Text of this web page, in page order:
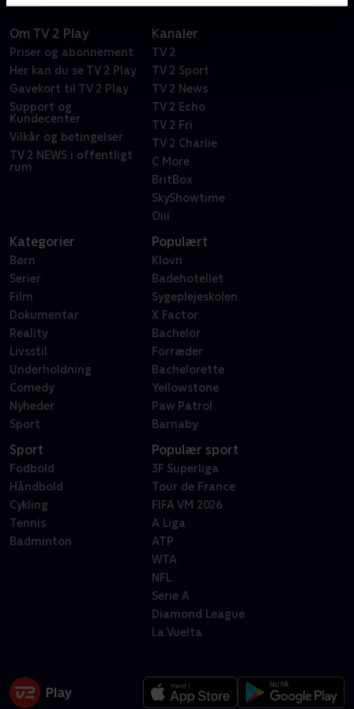
Om TV 2 Play
Priser og abonnement
Her kan du se TV 2 Play
Gavekort til TV 2 Play
Support og
Kundecenter
Vilkår og betingelser
TV 2 NEWS i offentligt
rum
Kanaler
TV 2
TV 2 Sport
TV 2 News
TV 2 Echo
TV 2 Fri
TV 2 Charlie
C More
BritBox
SkyShowtime
Oiii
Kategorier
Børn
Serier
Film
Dokumentar
Reality
Livsstil
Underholdning
Comedy
Nyheder
Sport
Populært
Klovn
Badehotellet
Sygeplejeskolen
X Factor
Bachelor
Forræder
Bachelorette
Yellowstone
Paw Patrol
Barnaby
Sport
Fodbold
Håndbold
Cykling
Tennis
Badminton
Populær sport
3F Superliga
Tour de France
FIFA VM 2026
A Liga
ATP
WTA
NFL
Serie A
Diamond League
La Vuelta